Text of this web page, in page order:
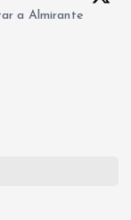
a Almirante